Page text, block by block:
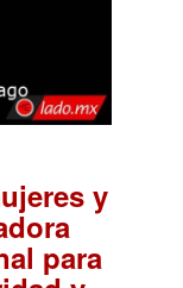
y
para